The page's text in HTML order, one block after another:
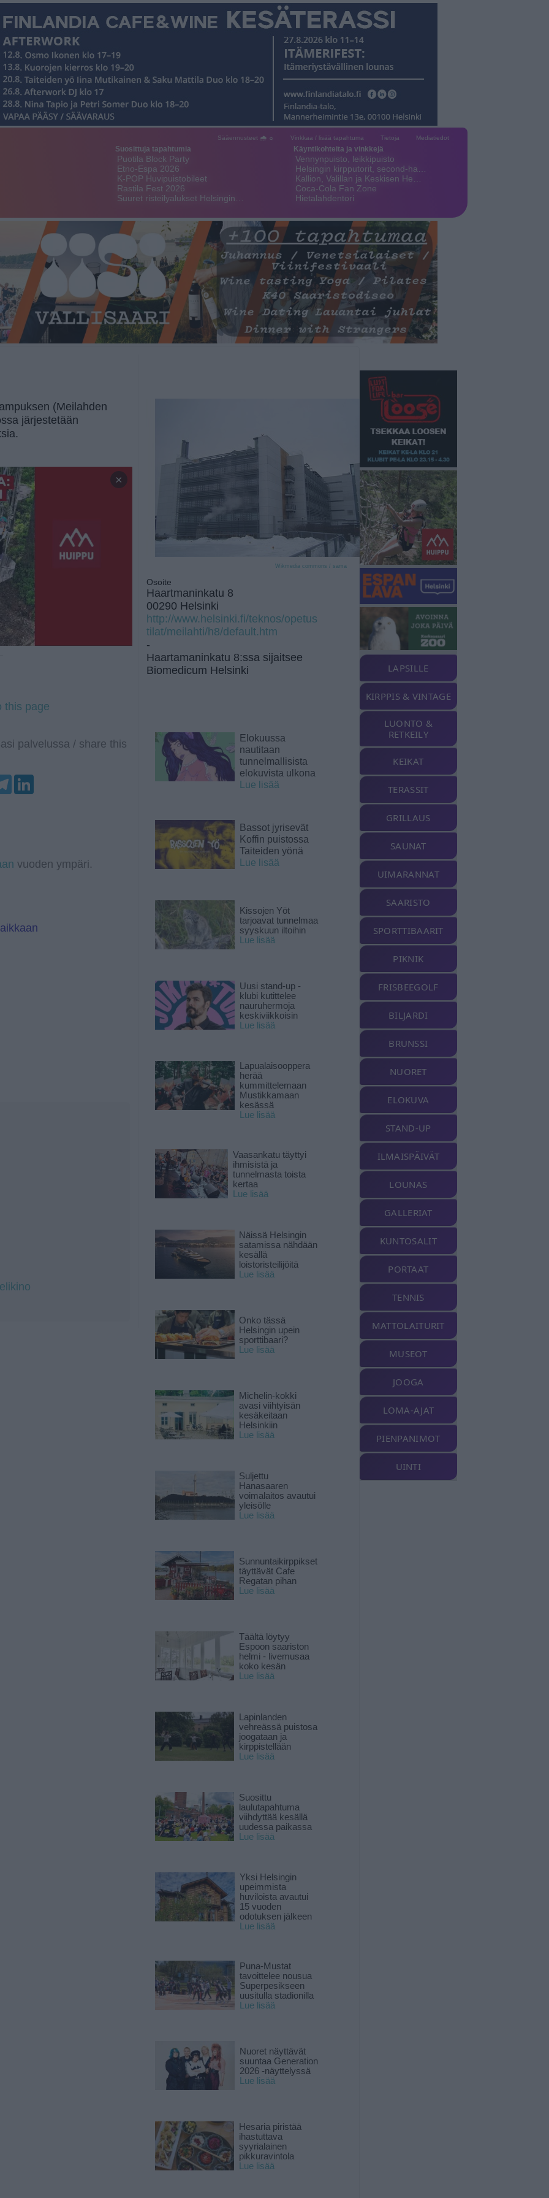
Sääennusteet 🌧 ☼ Vinkkaa / lisää tapahtuma Tietoja Mediatiedot
Suosittuja tapahtumia
Puotila Block Party
Etno-Espa 2026
K-POP Huvipuistobileet
Rastila Fest 2026
Suuret risteilyalukset Helsingin…
Käyntikohteita ja vinkkejä
Vennynpuisto, leikkipuisto
Helsingin kirpputorit, second-ha…
Kallion, Valillan ja Keskisen He…
Coca-Cola Fan Zone
Hietalahdentori
(Meilahden
järjestetään
×
this page
palvelussa / share this
T
vuoden ympäri.
Wikmedia commons / sama
Osoite
Haartmaninkatu 8
00290 Helsinki
http://www.helsinki.fi/teknos/opetus
tilat/meilahti/h8/default.htm
-
Haartamaninkatu 8:ssa sijaitsee
Biomedicum Helsinki
Elokuussa
nautitaan
tunnelmallisista
elokuvista ulkona
Lue lisää
Bassot jyrisevät
Koffin puistossa
Taiteiden yönä
Lue lisää
Kissojen Yöt
tarjoavat tunnelmaa
syyskuun iltoihin
Lue lisää
Uusi stand-up -
klubi kutittelee
nauruhermoja
keskiviikkoisin
Lue lisää
Lapualaisooppera
herää
kummittelemaan
Mustikkamaan
kesässä
Lue lisää
Vaasankatu täyttyi
ihmisistä ja
tunnelmasta toista
kertaa
Lue lisää
Näissä Helsingin
satamissa nähdään
kesällä
loistoristeilijöitä
Lue lisää
Onko tässä
Helsingin upein
sporttibaari?
Lue lisää
Michelin-kokki
avasi viihtyisän
kesäkeitaan
Helsinkiin
Lue lisää
Suljettu
Hanasaaren
voimalaitos avautui
yleisölle
Lue lisää
Sunnuntaikirppikset
täyttävät Cafe
Regatan pihan
Lue lisää
Täältä löytyy
Espoon saariston
helmi - livemusaa
koko kesän
Lue lisää
Lapinlanden
vehreässä puistosa
joogataan ja
kirppistellään
Lue lisää
Suosittu
laulutapahtuma
viihdyttää kesällä
uudessa paikassa
Lue lisää
Yksi Helsingin
upeimmista
huviloista avautui
15 vuoden
odotuksen jälkeen
Lue lisää
Puna-Mustat
tavoittelee nousua
Superpesikseen
uusitulla stadionilla
Lue lisää
Nuoret näyttävät
suuntaa Generation
2026 -näyttelyssä
Lue lisää
Hesaria piristää
ihastuttava
syyrialainen
pikkuravintola
Lue lisää
LAPSILLE
KIRPPIS & VINTAGE
LUONTO &
RETKEILY
KEIKAT
TERASSIT
GRILLAUS
SAUNAT
UIMARANNAT
SAARISTO
SPORTTIBAARIT
PIKNIK
FRISBEEGOLF
BILJARDI
BRUNSSI
NUORET
ELOKUVA
STAND-UP
ILMAISPÄIVÄT
LOUNAS
GALLERIAT
KUNTOSALIT
PORTAAT
TENNIS
MATTOLAITURIT
MUSEOT
JOOGA
LOMA-AJAT
PIENPANIMOT
UINTI